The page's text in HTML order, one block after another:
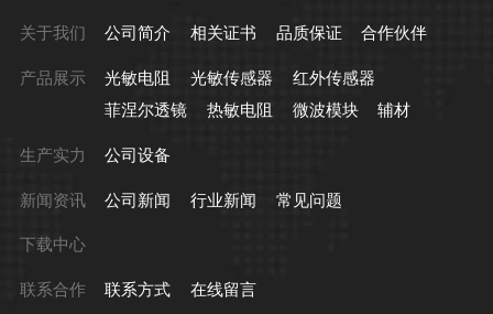
关于我们 公司简介 相关证书 品质保证 合作伙伴
产品展示 光敏电阻 光敏传感器
红外传感器
菲涅尔透镜
热敏电阻 微波模块 辅材
生产实力 公司设备
新闻资讯 公司新闻 行业新闻 常见问题
下载中心
联系合作 联系方式 在线留言